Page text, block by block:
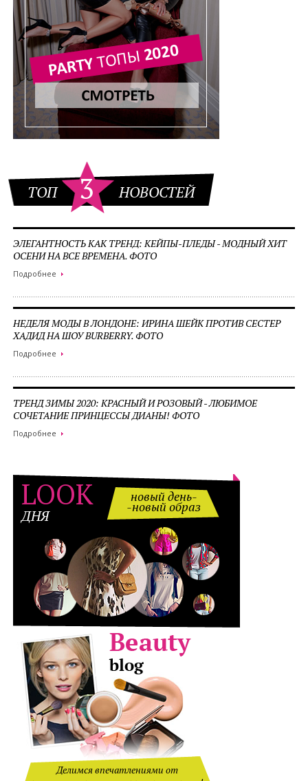
ТОП 3 НОВОСТЕЙ
ЭЛЕГАНТНОСТЬ КАК ТРЕНД: КЕЙПЫ-ПЛЕДЫ - МОДНЫЙ ХИТ
ОСЕНИ НА ВСЕ ВРЕМЕНА. ФОТО
Подробнее
НЕДЕЛЯ МОДЫ В ЛОНДОНЕ: ИРИНА ШЕЙК ПРОТИВ СЕСТЕР
ХАДИД НА ШОУ BURBERRY. ФОТО
Подробнее
ТРЕНД ЗИМЫ 2020: КРАСНЫЙ И РОЗОВЫЙ - ЛЮБИМОЕ
СОЧЕТАНИЕ ПРИНЦЕССЫ ДИАНЫ! ФОТО
Подробнее
LOOK
ДНЯ
новый день-
-новый образ
Делимся впечатлениями от